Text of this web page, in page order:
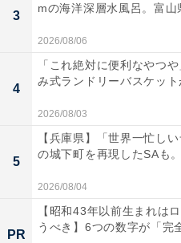
3
mの海洋深層水風呂。富
2026/08/06
4
「これ絶対に便利なやつ
み式ランドリーバスケッ
2026/08/03
5
【兵庫県】「世界一忙し
の城下町を再現したSAも
2026/08/04
PR
【昭和43年以前生まれは
うべき】6つの数字が「完